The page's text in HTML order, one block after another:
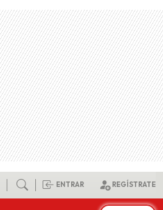
ENTRAR REGÍSTRATE